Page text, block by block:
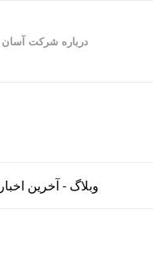
درباره شرکت آسان
وبلاگ - آخرین اخبار